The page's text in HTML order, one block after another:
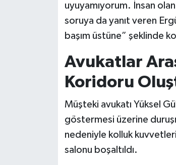
uyuyamıyorum. İnsan olan
soruya da yanıt veren
başım üstüne” şeklinde
Avukatlar
Koridoru
Müşteki avukatı Yüksel
göstermesi üzerine
nedeniyle kolluk
salonu boşaltıldı.